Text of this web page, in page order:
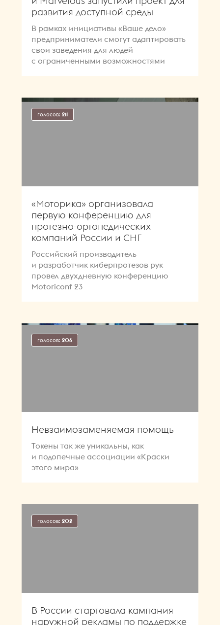
развития доступной среды
В рамках инициативы «Ваше дело»
предприниматели смогут адаптировать
свои заведения для людей
с ограниченными возможностями
голосов: 211
«Моторика» организовала
первую конференцию для
протезно-ортопедических
компаний России и СНГ
Российский производитель
и разработчик киберпротезов рук
провел двухдневную конференцию
Motoriconf 23
голосов: 206
Невзаимозаменяемая помощь
Токены так же уникальны, как
и подопечные ассоциации «Краски
этого мира»
голосов: 202
В России стартовала кампания
наружной рекламы по поддержке